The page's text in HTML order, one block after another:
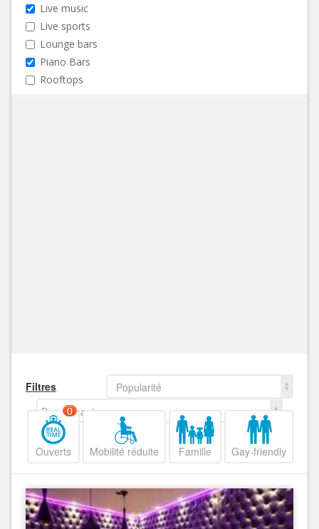
Live music
Live sports
Lounge bars
Piano Bars
Rooftops
Filtres
Popularité
Decroissant
Ouverts
0
Mobilité réduite Famille Gay-friendly